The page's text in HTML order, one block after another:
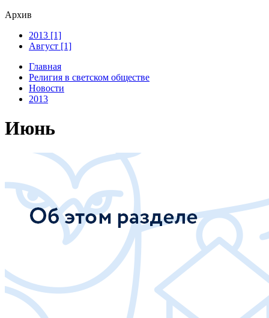
Архив
2013 [1]
Август [1]
Главная
Религия в светском обществе
Новости
2013
Июнь